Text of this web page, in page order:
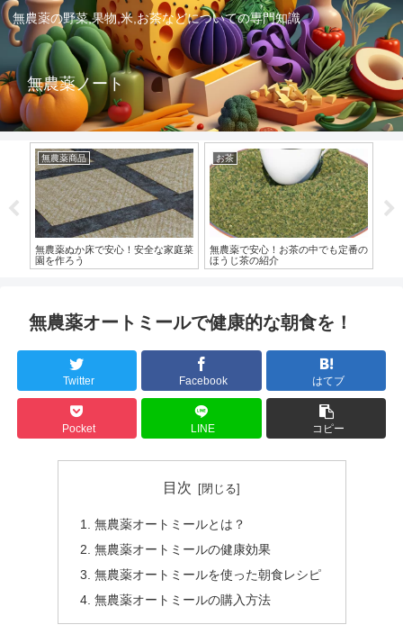
無農薬の野菜,果物,米,お茶などについての専門知識
無農薬ノート
無農薬商品
無農薬ぬか床で安心！安全な家庭菜
園を作ろう
お茶
無農薬で安心！お茶の中でも定番の
ほうじ茶の紹介
無農薬オートミールで健康的な朝食を！
Twitter Facebook はてブ
Pocket LINE コピー
目次
無農薬オートミールとは？
無農薬オートミールの健康効果
無農薬オートミールを使った朝食レシピ
無農薬オートミールの購入方法